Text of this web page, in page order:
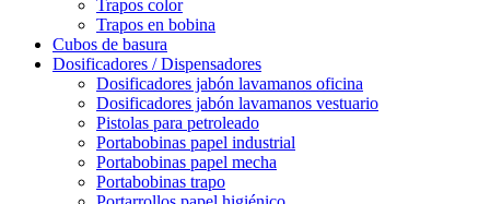
Trapos color
Trapos en bobina
Cubos de basura
Dosificadores / Dispensadores
Dosificadores jabón lavamanos oficina
Dosificadores jabón lavamanos vestuario
Pistolas para petroleado
Portabobinas papel industrial
Portabobinas papel mecha
Portabobinas trapo